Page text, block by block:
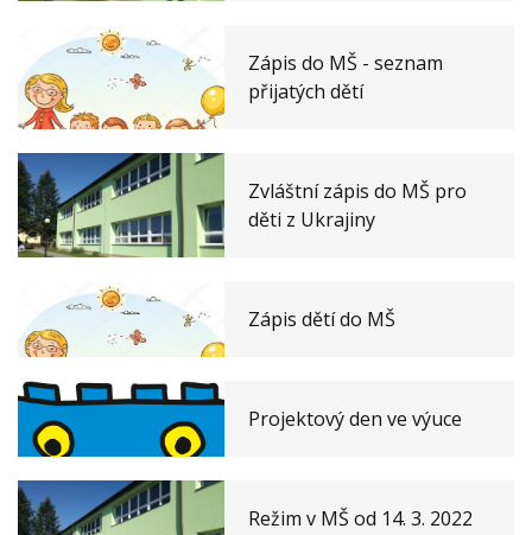
Zápis do MŠ - seznam
přijatých dětí
Zvláštní zápis do MŠ pro
děti z Ukrajiny
Zápis dětí do MŠ
Projektový den ve výuce
Režim v MŠ od 14. 3. 2022